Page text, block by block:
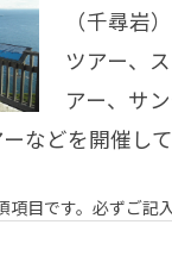
（千尋岩
ツアー、
アー、サ
などを開催して
項目です。必ずご記